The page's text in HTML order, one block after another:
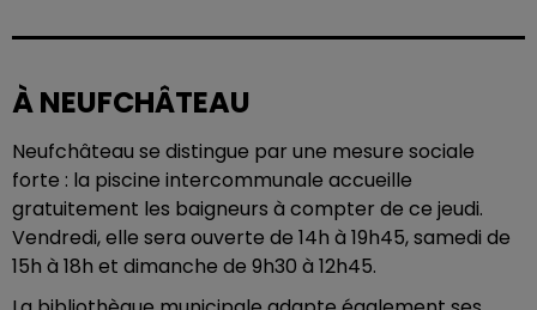
À NEUFCHÂTEAU
Neufchâteau se distingue par une mesure sociale
forte : la piscine intercommunale accueille
gratuitement les baigneurs à compter de ce jeudi.
Vendredi, elle sera ouverte de 14h à 19h45, samedi de
15h à 18h et dimanche de 9h30 à 12h45.